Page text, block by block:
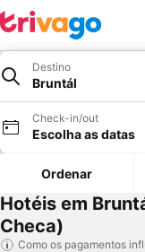
Destino
Bruntál
Check-in/out
Escolha as datas
Ordenar
Hotéis em
Checa)
Como os pagamentos